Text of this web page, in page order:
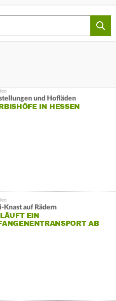
und Hofläden
IN HESSEN
Knast auf Rädern
EIN
AB